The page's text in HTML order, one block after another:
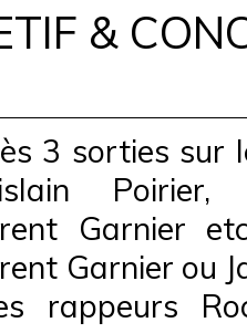
&
3 sorties sur
Poirier,
Garnier
Garnier ou
rappeurs